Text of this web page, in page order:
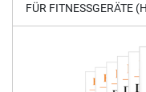
FÜR FITNESSGERÄTE